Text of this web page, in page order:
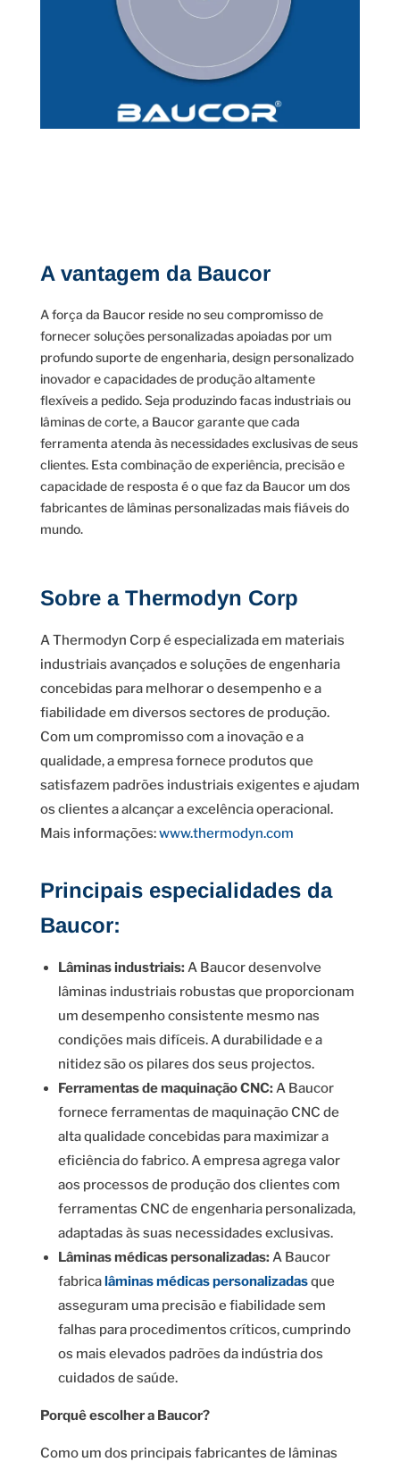
A vantagem da Baucor
A força da Baucor reside no seu compromisso de
fornecer soluções personalizadas apoiadas por um
profundo suporte de engenharia, design personalizado
inovador e capacidades de produção altamente
flexíveis a pedido. Seja produzindo facas industriais ou
lâminas de corte, a Baucor garante que cada
ferramenta atenda às necessidades exclusivas de seus
clientes. Esta combinação de experiência, precisão e
capacidade de resposta é o que faz da Baucor um dos
fabricantes de lâminas personalizadas mais fiáveis do
mundo.
Sobre a Thermodyn Corp
A Thermodyn Corp é especializada em materiais
industriais avançados e soluções de engenharia
concebidas para melhorar o desempenho e a
fiabilidade em diversos sectores de produção.
Com um compromisso com a inovação e a
qualidade, a empresa fornece produtos que
satisfazem padrões industriais exigentes e ajudam
os clientes a alcançar a excelência operacional.
Mais informações:www.thermodyn.com
Principais especialidades da
Baucor:
Lâminas industriais:A Baucor desenvolve
lâminas industriais robustas que proporcionam
um desempenho consistente mesmo nas
condições mais difíceis. A durabilidade e a
nitidez são os pilares dos seus projectos.
Ferramentas de maquinação CNC:A Baucor
fornece ferramentas de maquinação CNC de
alta qualidade concebidas para maximizar a
eficiência do fabrico. A empresa agrega valor
aos processos de produção dos clientes com
ferramentas CNC de engenharia personalizada,
adaptadas às suas necessidades exclusivas.
Lâminas médicas personalizadas:A Baucor
fabricalâminas médicas personalizadasque
asseguram uma precisão e fiabilidade sem
falhas para procedimentos críticos, cumprindo
os mais elevados padrões da indústria dos
cuidados de saúde.
Porquê escolher a Baucor?
Como um dos principais fabricantes de lâminas